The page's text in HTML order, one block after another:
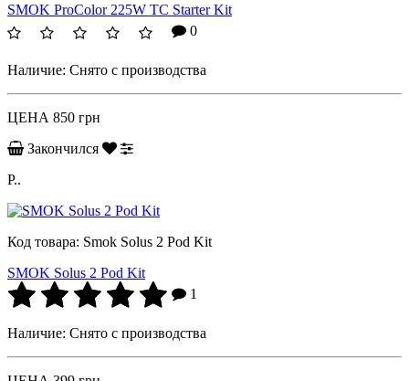
SMOK ProColor 225W TC Starter Kit
0
Наличие: Снято с производства
ЦЕНА 850 грн
Закончился
P..
Код товара: Smok Solus 2 Pod Kit
SMOK Solus 2 Pod Kit
1
Наличие: Снято с производства